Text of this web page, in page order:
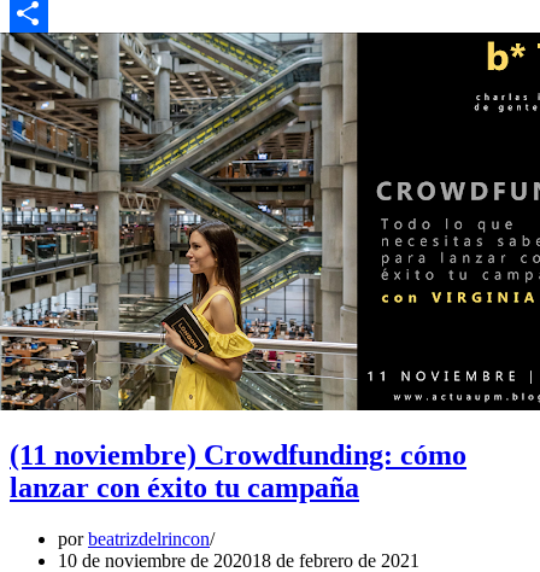
Email
Compartir
(11 noviembre) Crowdfunding: cómo
lanzar con éxito tu campaña
porbeatrizdelrincon
10 de noviembre de 202018 de febrero de 2021